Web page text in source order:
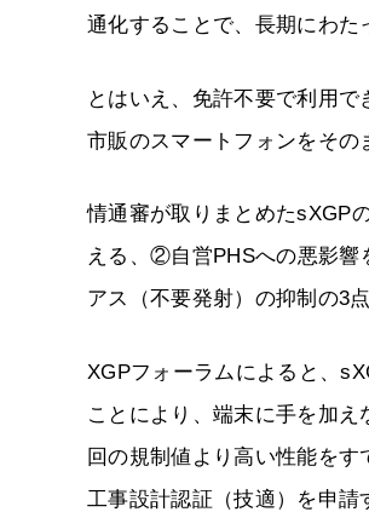
通化することで、長期にわた
とはいえ、免許不要で利用
市販のスマートフォンをそ
情通審が取りまとめたsXGP
える、②自営PHSへの悪影響
アス（不要発射）の抑制の3
XGPフォーラムによると、
ことにより、端末に手を加
回の規制値より高い性能を
工事設計認証（技適）を申請